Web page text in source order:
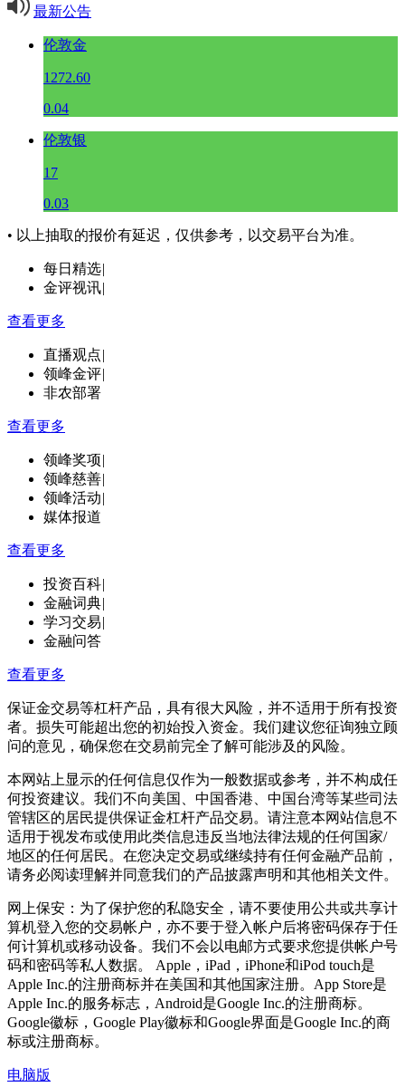
最新公告
伦敦金
1272.60
0.04
伦敦银
17
0.03
• 以上抽取的报价有延迟，仅供参考，以交易平台为准。
每日精选|
金评视讯|
查看更多
直播观点|
领峰金评|
非农部署
查看更多
领峰奖项|
领峰慈善|
领峰活动|
媒体报道
查看更多
投资百科|
金融词典|
学习交易|
金融问答
查看更多
保证金交易等杠杆产品，具有很大风险，并不适用于所有投资
者。损失可能超出您的初始投入资金。我们建议您征询独立顾
问的意见，确保您在交易前完全了解可能涉及的风险。
本网站上显示的任何信息仅作为一般数据或参考，并不构成任
何投资建议。我们不向美国、中国香港、中国台湾等某些司法
管辖区的居民提供保证金杠杆产品交易。请注意本网站信息不
适用于视发布或使用此类信息违反当地法律法规的任何国家/
地区的任何居民。在您决定交易或继续持有任何金融产品前，
请务必阅读理解并同意我们的产品披露声明和其他相关文件。
网上保安：为了保护您的私隐安全，请不要使用公共或共享计
算机登入您的交易帐户，亦不要于登入帐户后将密码保存于任
何计算机或移动设备。我们不会以电邮方式要求您提供帐户号
码和密码等私人数据。 Apple，iPad，iPhone和iPod touch是
Apple Inc.的注册商标并在美国和其他国家注册。App Store是
Apple Inc.的服务标志，Android是Google Inc.的注册商标。
Google徽标，Google Play徽标和Google界面是Google Inc.的商
标或注册商标。
电脑版